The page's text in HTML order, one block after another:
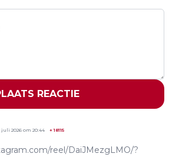
REACTIE
juli 2026 om 20:44 +18115
reel/DaiJMezgLMO/?